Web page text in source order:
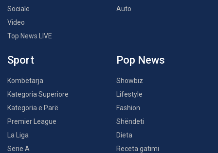
Sociale
Video
Top News LIVE
Auto
Sport
Kombëtarja
Kategoria Superiore
Kategoria e Parë
Premier League
La Liga
Serie A
Pop News
Showbiz
Lifestyle
Fashion
Shëndeti
Dieta
Receta gatimi